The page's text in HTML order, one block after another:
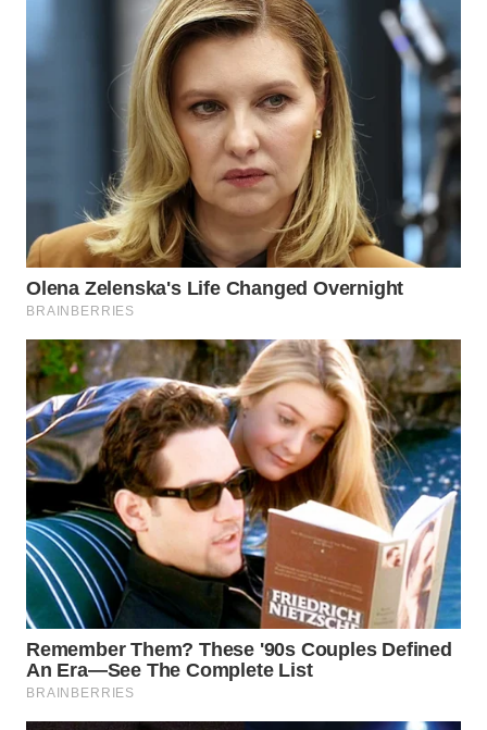
WN
SAMOSIR
WN
PADANG
WN
SUMEDANG
WN
CIANJUR
WN
KEPULAUAN
SERIBU
WN
TANGERANG